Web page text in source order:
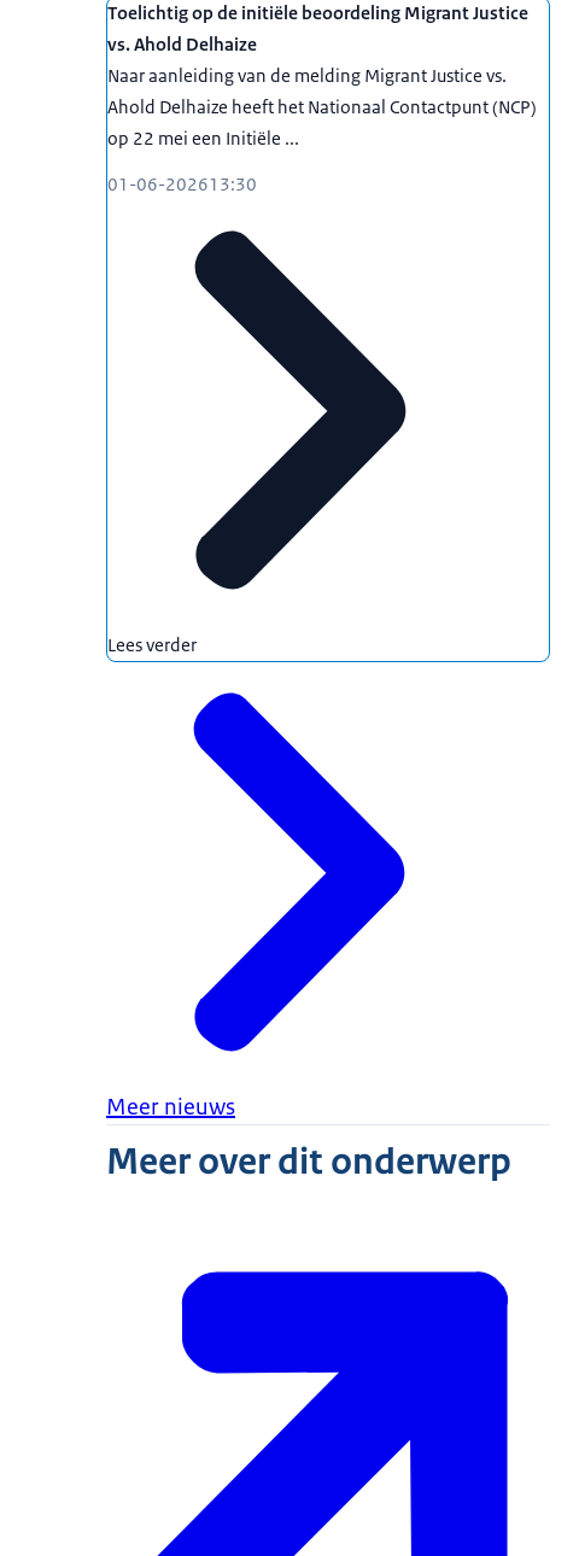
Toelichtig op de initiële beoordeling Migrant Justice
vs. Ahold Delhaize
Naar aanleiding van de melding Migrant Justice vs.
Ahold Delhaize heeft het Nationaal Contactpunt (NCP)
op 22 mei een Initiële ...
01-06-202613:30
Lees verder
Meer nieuws
Meer over dit onderwerp